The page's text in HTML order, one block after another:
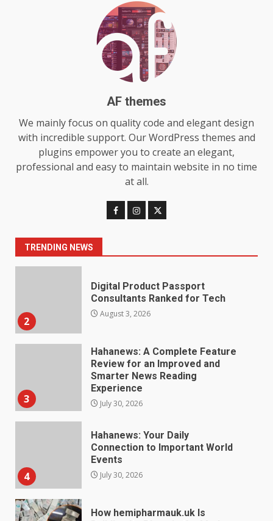
AF themes
We mainly focus on quality code and elegant design
with incredible support. Our WordPress themes and
plugins empower you to create an elegant,
professional and easy to maintain website in no time
at all.
TRENDING NEWS
July 29, 2026
Choosing a Portable Power
Station for Camping: Key
Features and Buying Tips
July 28, 2026
1
Baking Soda Trick for Weight
Loss: The Truthful Guide to
Understanding Its Benefits and
Limits
August 4, 2026
2
Digital Product Passport
3
Hahanews: A Complete Feature
Review for an Improved and
Smarter News Reading
Experience
4
Hahanews: Your Daily
Connection to Important World
Events
July 30, 2026
5
How hemipharmauk.uk Is
Building Its Place in the Modern
Online World